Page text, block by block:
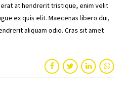
at hendrerit tristique, enim velit
ex quis elit. Maecenas libero dui,
aliquam odio. Cras sit amet